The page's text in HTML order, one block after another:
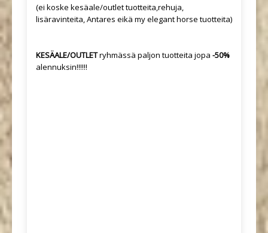
(ei koske kesäale/outlet tuotteita,rehuja,
lisäravinteita, Antares eikä my elegant horse tuotteita)
KESÄALE/OUTLETryhmässä paljon tuotteita jopa -50%
alennuksin!!!!!!